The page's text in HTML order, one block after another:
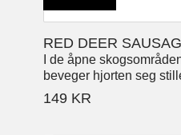
RED DEER
I de åpne
beveger hjorten seg
149 KR